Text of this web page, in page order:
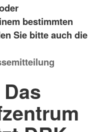
bestimmten
Sie bitte auch die